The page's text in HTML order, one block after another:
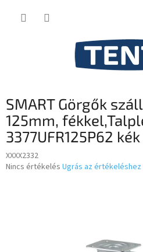
SMART Görgők
125mm,
3377UFR125P62 kék
XXXX2332
A
Nincs értékelés Ugrás az értékeléshez